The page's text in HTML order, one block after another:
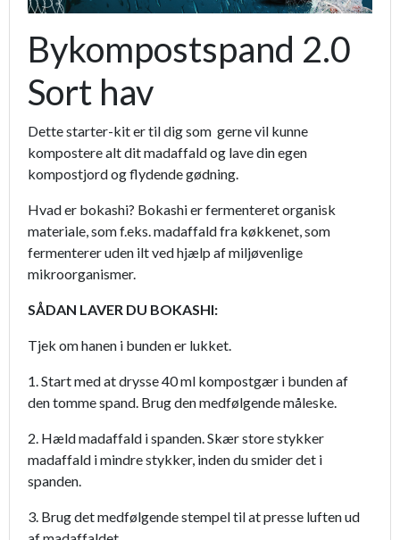
Bykompostspand 2.0
Sort hav
Dette starter-kit er til dig som gerne vil kunne
kompostere alt dit madaffald og lave din egen
kompostjord og flydende gødning.
Hvad er bokashi? Bokashi er fermenteret organisk
materiale, som f.eks. madaffald fra køkkenet, som
fermenterer uden ilt ved hjælp af miljøvenlige
mikroorganismer.
SÅDAN LAVER DU BOKASHI:
Tjek om hanen i bunden er lukket.
1. Start med at drysse 40 ml kompostgær i bunden af
den tomme spand. Brug den medfølgende måleske.
2. Hæld madaffald i spanden. Skær store stykker
madaffald i mindre stykker, inden du smider det i
spanden.
3. Brug det medfølgende stempel til at presse luften ud